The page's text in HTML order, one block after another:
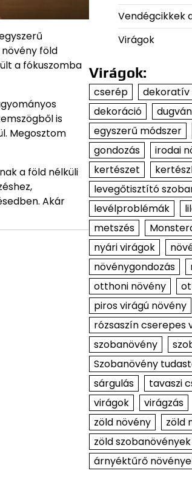
föld
a fókuszomba
is
Megosztom
a föld nélküli
Akár
Vendégcikkek
Virágok
Virágok:
cserép
dekoratív
dekoráció
egyszerű módszer
gondozás
irodai
kertészet
levegőtisztító
levélproblémák
metszés
nyári virágok
növénygondozás
otthoni növény
piros virágú növény
rózsaszín cserepes
szobanövény
Szobanövény
sárgulás
tavaszi
virágok
virágzás
zöld növény
zöld
zöld szobanövények
árnyéktűrő